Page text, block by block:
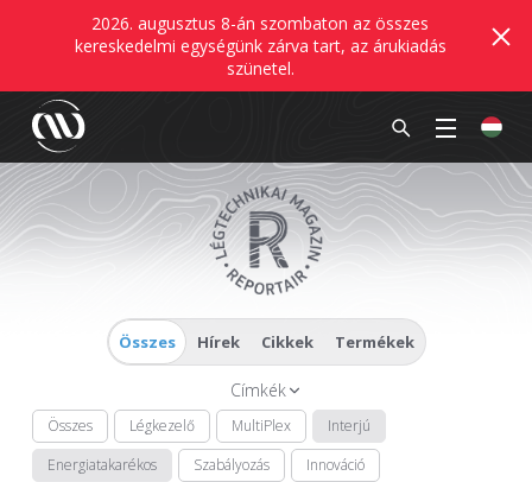
2026. augusztus 8-án szombaton az összes
kereskedelmi egységünk zárva tart, az árukiadás
szünetel.
Összes Hírek Cikkek Termékek
Címkék
Összes Légkezelő MultiPlex
Interjú
Energiatakarékos
Szabályozás
Innováció